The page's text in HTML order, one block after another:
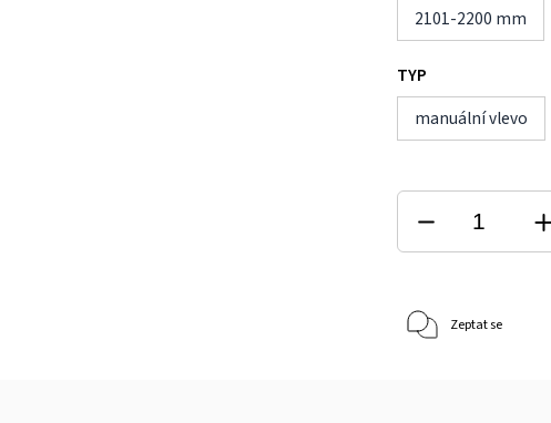
2101-2200 mm
TYP
manuální vlevo
Zeptat se